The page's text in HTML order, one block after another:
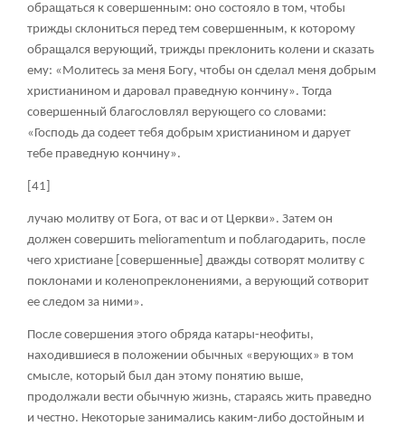
обращаться к совершенным: оно состояло в том, чтобы
трижды склониться перед тем совершенным, к которому
обращался верующий, трижды преклонить колени и сказать
ему: «Молитесь за меня Богу, чтобы он сделал меня добрым
христианином и даровал праведную кончину». Тогда
совершенный благословлял верующего со словами:
«Господь да содеет тебя добрым христианином и дарует
тебе праведную кончину».
[41]
лучаю молитву от Бога, от вас и от Церкви». Затем он
должен совершить melioramentum и поблагодарить, после
чего христиане [совершенные] дважды сотворят молитву с
поклонами и коленопреклонениями, а верующий сотворит
ее следом за ними».
После совершения этого обряда катары-неофиты,
находившиеся в положении обычных «верующих» в том
смысле, который был дан этому понятию выше,
продолжали вести обычную жизнь, стараясь жить праведно
и честно. Некоторые занимались каким-либо достойным и